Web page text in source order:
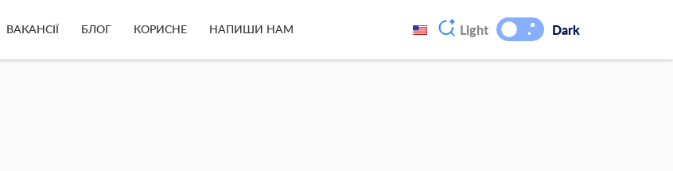
ВАКАНСІЇ БЛОГ КОРИСНЕ НАПИШИ НАМ Light Dark